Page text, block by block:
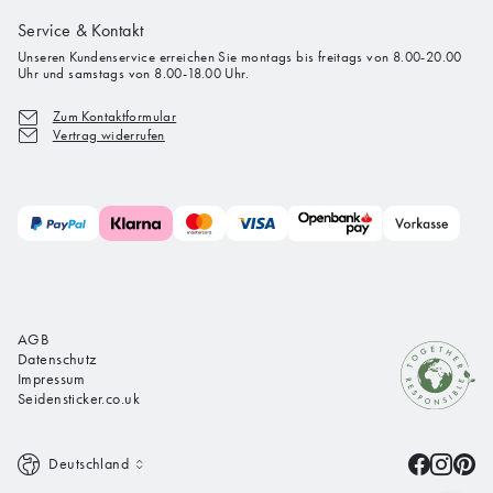
Service & Kontakt
Unseren Kundenservice erreichen Sie montags bis freitags von 8.00-20.00
Uhr und samstags von 8.00-18.00 Uhr.
Zum Kontaktformular
Vertrag widerrufen
AGB
Datenschutz
Impressum
Seidensticker.co.uk
Deutschland